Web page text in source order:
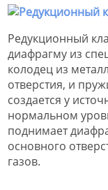
Редукционный
диафрагму из
колодец из
отверстия, и
создается у
нормальном
поднимает
основного
газов.